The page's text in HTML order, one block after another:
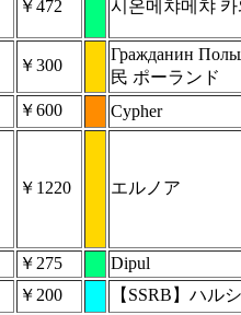
￥472 시온메챠메챠
￥300
Гражданин
民 ポーランド
￥600 Cypher
￥1220 エルノア
￥275
Dipul
￥200
【SSRB】ハル